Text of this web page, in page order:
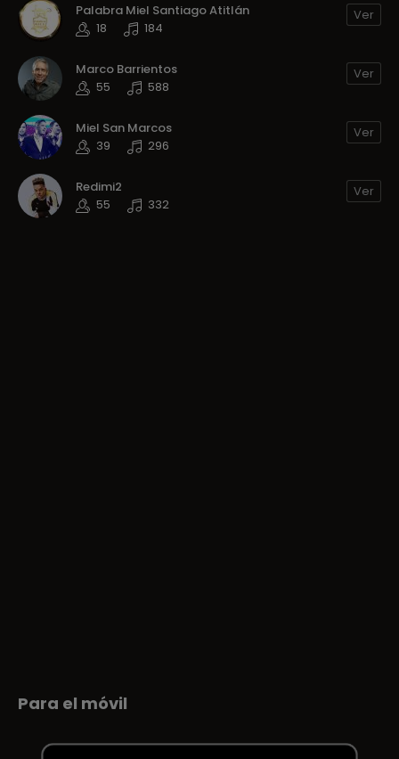
Palabra Miel Santiago Atitlán
18
184
Ver
Marco Barrientos
55
588
Ver
Miel San Marcos
39
296
Ver
Redimi2
55
332
Ver
Para el móvil